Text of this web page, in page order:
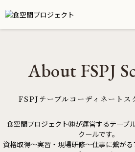
About FSPJ
FSPJテーブルコーディネート
食空間プロジェクト㈱が運営するテーブ
クールです。
資格取得～実習・現場研修～仕事に繋が